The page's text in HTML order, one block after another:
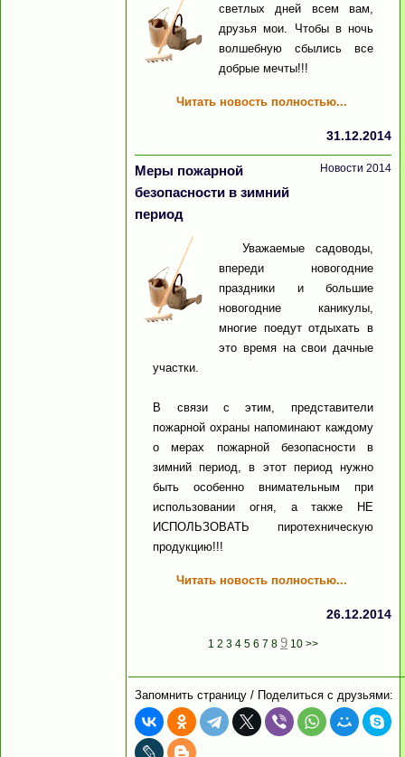
светлых дней всем вам,
друзья мои. Чтобы в ночь
волшебную сбылись все
добрые мечты!!!
Читать новость полностью...
31.12.2014
Меры пожарной
безопасности в зимний
период
Новости 2014
Уважаемые садоводы,
впереди новогодние
праздники и большие
новогодние каникулы,
многие поедут отдыхать в
это время на свои дачные
участки.
В связи с этим, представители
пожарной охраны напоминают каждому
о мерах пожарной безопасности в
зимний период, в этот период нужно
быть особенно внимательным при
использовании огня, а также НЕ
ИСПОЛЬЗОВАТЬ пиротехническую
продукцию!!!
Читать новость полностью...
26.12.2014
1 2 3 4 5 6 7 8 9 10 >>
Запомнить страницу / Поделиться с друзьями: